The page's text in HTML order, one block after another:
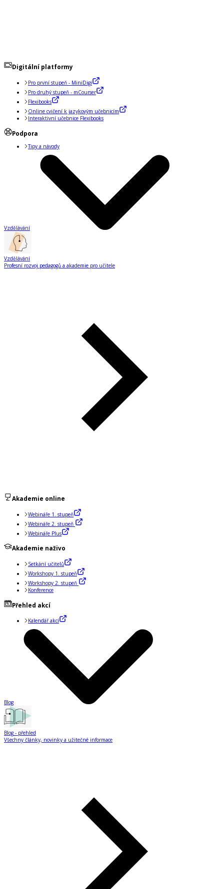
Digitální platformy
Pro první stupeň - MiniDigi
Pro druhý stupeň - mCourser
Flexibooks
Online cvičení k jazykovým učebnicím
Interaktivní učebnice Flexibooks
Podpora
Tipy a návody
Vzdělávání
Vzdělávání
Profesní rozvoj pedagogů a akademie pro učitele
Akademie online
Webináře 1. stupeň
Webináře 2. stupeň
Webináře Plus
Akademie naživo
Setkání učitelů
Workshopy 1. stupeň
Workshopy 2. stupeň
Konference
Přehled akcí
Kalendář akcí
Blog
Blog - přehled
Všechny články, novinky a užitečné informace